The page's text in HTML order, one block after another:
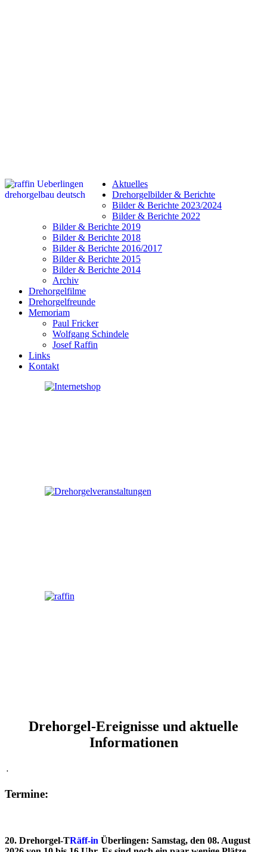
Aktuelles
Drehorgelbilder & Berichte
Bilder & Berichte 2023/2024
Bilder & Berichte 2022
Bilder & Berichte 2019
Bilder & Berichte 2018
Bilder & Berichte 2016/2017
Bilder & Berichte 2015
Bilder & Berichte 2014
Archiv
Drehorgelfilme
Drehorgelfreunde
Memoriam
Paul Fricker
Wolfgang Schindele
Josef Raffin
Links
Kontakt
Drehorgel-Ereignisse und aktuelle
Informationen
.
Termine:
20. Drehorgel-TRäff-in Überlingen: Samstag, den 08. August